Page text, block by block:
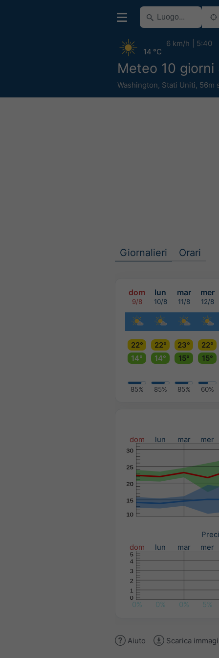
Meteo 10 giorni
Washington, Stati Uniti, 56m
14 °C
6 km/h 5:40
Giornalieri Orari
dom lun mar mer
9/8 10/8 11/8 12/8
22° 22° 23°
22°
14°
14° 15° 15°
85% 85% 85% 60%
dom lun mar mer
dom
lun mar mer
0% 0% 0% 5%
Aiuto Scarica